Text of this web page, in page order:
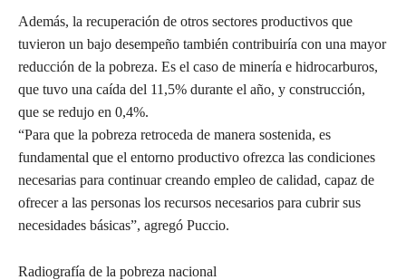
Además, la recuperación de otros sectores productivos que
tuvieron un bajo desempeño también contribuiría con una mayor
reducción de la pobreza. Es el caso de minería e hidrocarburos,
que tuvo una caída del 11,5% durante el año, y construcción,
que se redujo en 0,4%.
“Para que la pobreza retroceda de manera sostenida, es
fundamental que el entorno productivo ofrezca las condiciones
necesarias para continuar creando empleo de calidad, capaz de
ofrecer a las personas los recursos necesarios para cubrir sus
necesidades básicas”, agregó Puccio.
Radiografía de la pobreza nacional